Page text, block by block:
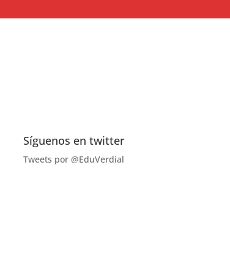
Síguenos en twitter
Tweets por @EduVerdial